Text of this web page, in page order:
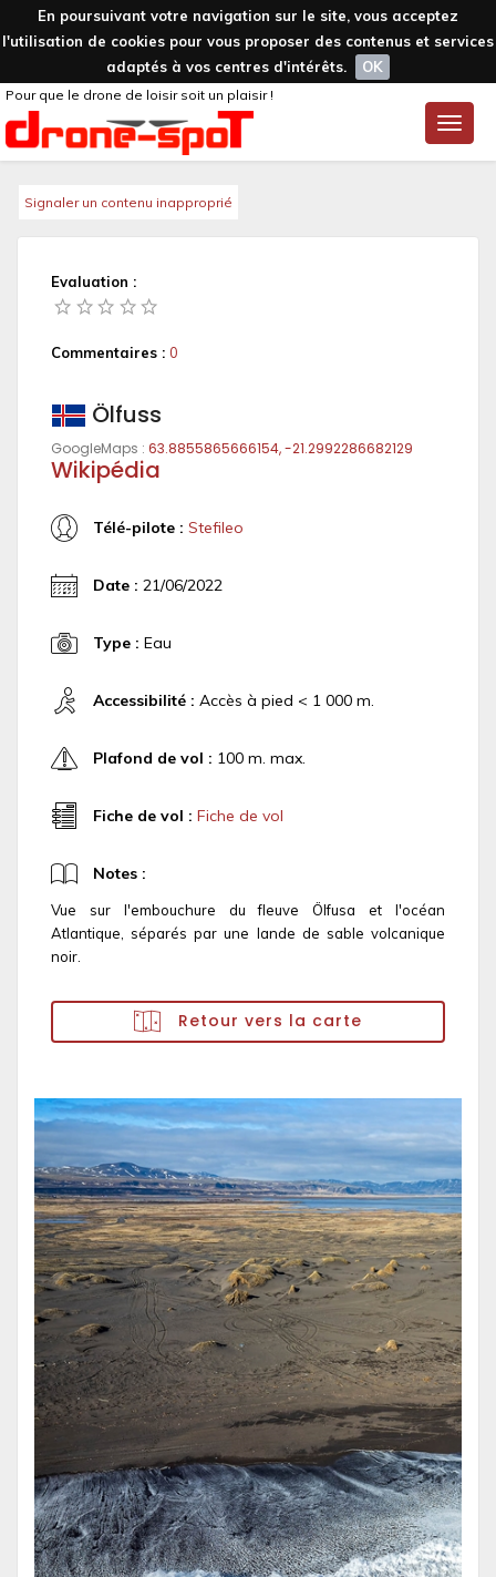
En poursuivant votre navigation sur le site, vous acceptez
l'utilisation de cookies pour vous proposer des contenus et services
adaptés à vos centres d'intérêts.
OK
Toggle
Pour que le drone de loisir soit un plaisir !
Signaler un contenu inapproprié
Evaluation :
Commentaires : 0
Ölfuss
GoogleMaps : 63.8855865666154, -21.2992286682129
Wikipédia
Télé-pilote : Stefileo
Date : 21/06/2022
Type : Eau
Accessibilité : Accès à pied < 1 000 m.
Plafond de vol : 100 m. max.
Fiche de vol : Fiche de vol
Notes :
Vue sur l'embouchure du fleuve Ölfusa et l'océan
Atlantique, séparés par une lande de sable volcanique
noir.
Retour vers la carte